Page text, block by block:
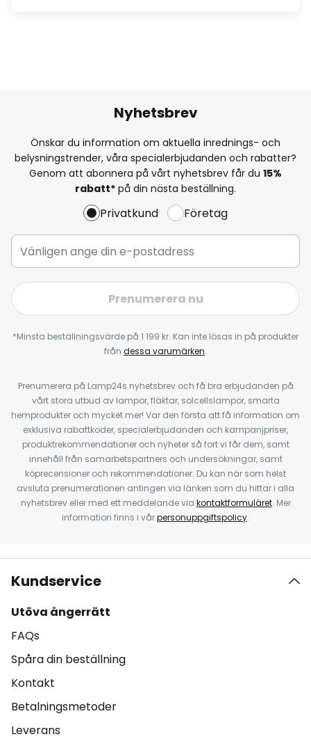
Nyhetsbrev
Önskar du information om aktuella inrednings- och
belysningstrender, våra specialerbjudanden och rabatter?
Genom att abonnera på vårt nyhetsbrev får du 15%
rabatt* på din nästa beställning.
Privatkund Företag
Prenumerera nu
*Minsta beställningsvärde på 1 199 kr. Kan inte lösas in på produkter
från dessa varumärken.
Prenumerera på Lamp24s nyhetsbrev och få bra erbjudanden på
vårt stora utbud av lampor, fläktar, solcellslampor, smarta
hemprodukter och mycket mer! Var den första att få information om
exklusiva rabattkoder, specialerbjudanden och kampanjpriser,
produktrekommendationer och nyheter så fort vi får dem, samt
innehåll från samarbetspartners och undersökningar, samt
köprecensioner och rekommendationer. Du kan när som helst
avsluta prenumerationen antingen via länken som du hittar i alla
nyhetsbrev eller med ett meddelande via kontaktformuläret. Mer
information finns i vårpersonuppgiftspolicy.
Kundservice
Utöva ångerrätt
FAQs
Spåra din beställning
Kontakt
Betalningsmetoder
Leverans